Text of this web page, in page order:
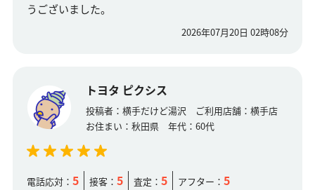
うございました。
2026年07月20日 02時08分
トヨタ ピクシス
投稿者： 横手だけど湯沢 ご利用店舗： 横手店
お住まい： 秋田県 年代： 60代
電話応対： 5 接客： 5 査定： 5 アフター： 5